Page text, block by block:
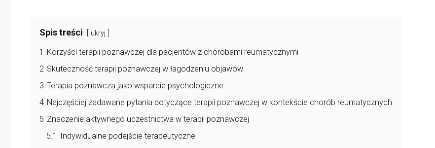
Spis treści ukryj
1 Korzyści terapii poznawczej dla pacjentów z chorobami reumatycznymi
2 Skuteczność terapii poznawczej w łagodzeniu objawów
3 Terapia poznawcza jako wsparcie psychologiczne
4 Najczęściej zadawane pytania dotyczące terapii poznawczej w kontekście chorób reumatycznych
5 Znaczenie aktywnego uczestnictwa w terapii poznawczej
5.1
Indywidualne podejście terapeutyczne